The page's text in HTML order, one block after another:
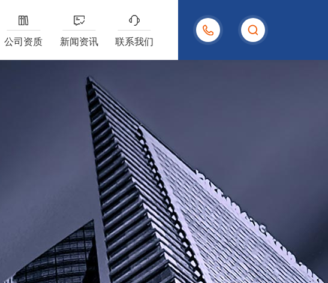
15958004480
公司资质 新闻资讯 联系我们